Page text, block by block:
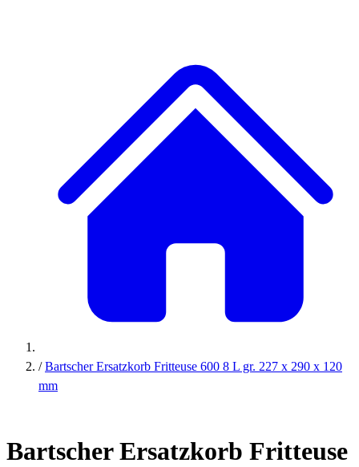
/ Bartscher Ersatzkorb Fritteuse 600 8 L gr. 227 x 290 x 120
mm
Bartscher Ersatzkorb Fritteuse